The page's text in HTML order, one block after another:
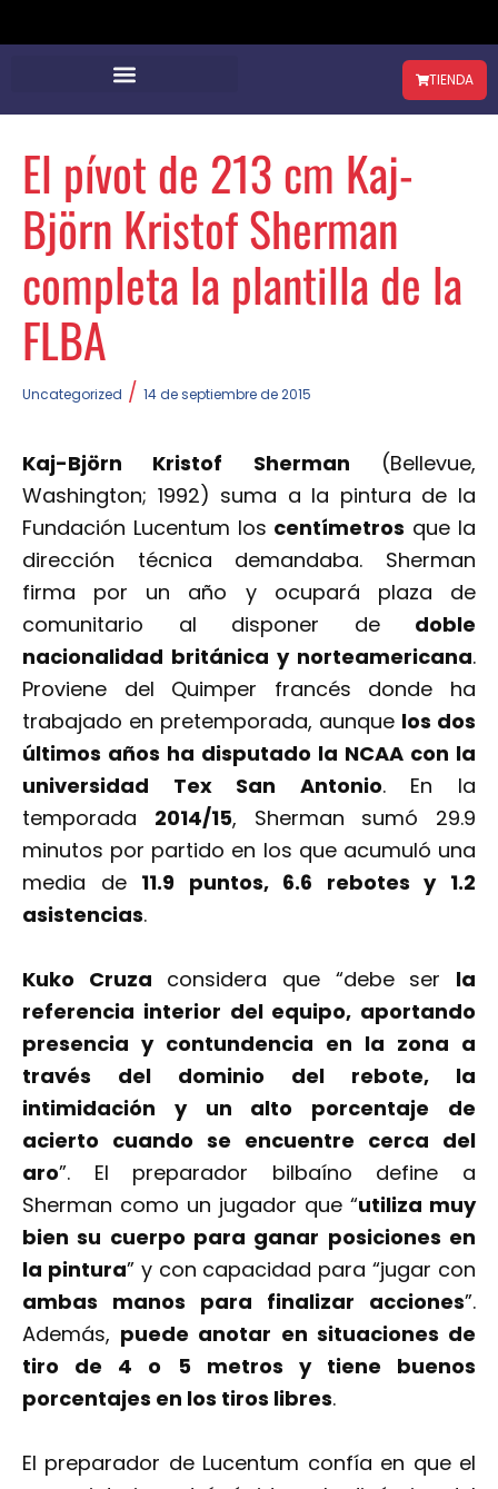
TIENDA
El pívot de 213 cm Kaj-
Björn Kristof Sherman
completa la plantilla de la
FLBA
Uncategorized / 14 de septiembre de 2015
Kaj-Björn Kristof Sherman (Bellevue,
Washington; 1992) suma a la pintura de la
Fundación Lucentum los centímetros que la
dirección técnica demandaba. Sherman
firma por un año y ocupará plaza de
comunitario al disponer de doble
nacionalidad británica y norteamericana.
Proviene del Quimper francés donde ha
trabajado en pretemporada, aunque los dos
últimos años ha disputado la NCAA con la
universidad Tex San Antonio. En la
temporada 2014/15, Sherman sumó 29.9
minutos por partido en los que acumuló una
media de 11.9 puntos, 6.6 rebotes y 1.2
asistencias.
Kuko Cruza considera que “debe ser la
referencia interior del equipo, aportando
presencia y contundencia en la zona a
través del dominio del rebote, la
intimidación y un alto porcentaje de
acierto cuando se encuentre cerca del
aro”. El preparador bilbaíno define a
Sherman como un jugador que “utiliza muy
bien su cuerpo para ganar posiciones en
la pintura” y con capacidad para “jugar con
ambas manos para finalizar acciones”.
Además, puede anotar en situaciones de
tiro de 4 o 5 metros y tiene buenos
porcentajes en los tiros libres.
El preparador de Lucentum confía en que el